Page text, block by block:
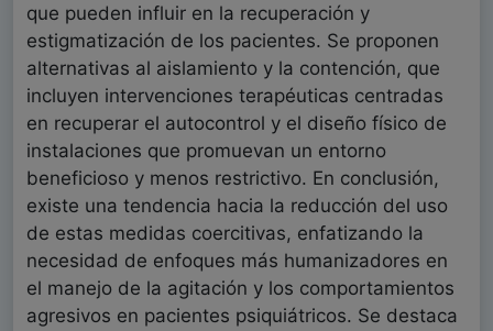
que pueden influir en la recuperación y
estigmatización de los pacientes. Se proponen
alternativas al aislamiento y la contención, que
incluyen intervenciones terapéuticas centradas
en recuperar el autocontrol y el diseño físico de
instalaciones que promuevan un entorno
beneficioso y menos restrictivo. En conclusión,
existe una tendencia hacia la reducción del uso
de estas medidas coercitivas, enfatizando la
necesidad de enfoques más humanizadores en
el manejo de la agitación y los comportamientos
agresivos en pacientes psiquiátricos. Se destaca